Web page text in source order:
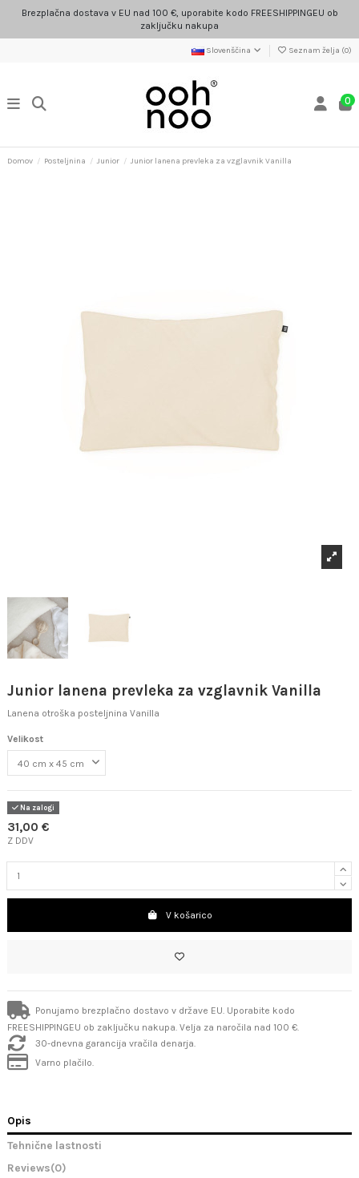
Brezplačna dostava v EU nad 100 €, uporabite kodo FREESHIPPINGEU ob
zaključku nakupa
Slovenščina Seznam želja (0)
0
Domov Posteljnina Junior Junior lanena prevleka za vzglavnik Vanilla
Junior lanena prevleka za vzglavnik Vanilla
Lanena otroška posteljnina Vanilla
Velikost
Na zalogi
31,00 €
Z DDV
V košarico
Ponujamo brezplačno dostavo v države EU. Uporabite kodo
FREESHIPPINGEU ob zaključku nakupa. Velja za naročila nad 100 €.
30-dnevna garancija vračila denarja.
Varno plačilo.
Opis
Tehnične lastnosti
Reviews(0)